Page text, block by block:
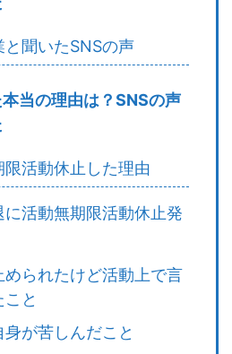
聞いたSNSの声
当の理由は？SNSの声
活動休止した理由
に活動無期限活動休止発
められたけど活動上で言
と
が苦しんだこと